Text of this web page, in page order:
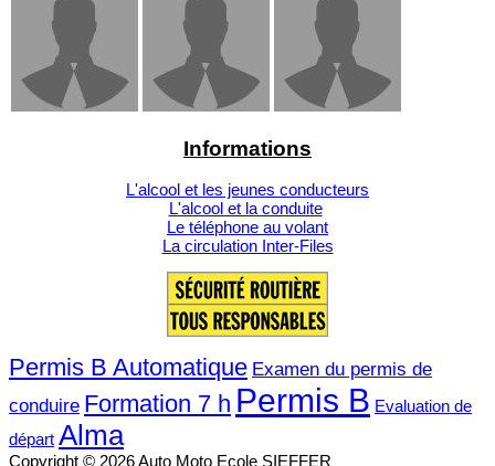
Informations
L'alcool et les jeunes conducteurs
L'alcool et la conduite
Le téléphone au volant
La circulation Inter-Files
Permis B Automatique Examen du permis de
conduire Formation 7 h Permis B Evaluation de
départ Alma
Copyright © 2026 Auto Moto Ecole SIEFFER